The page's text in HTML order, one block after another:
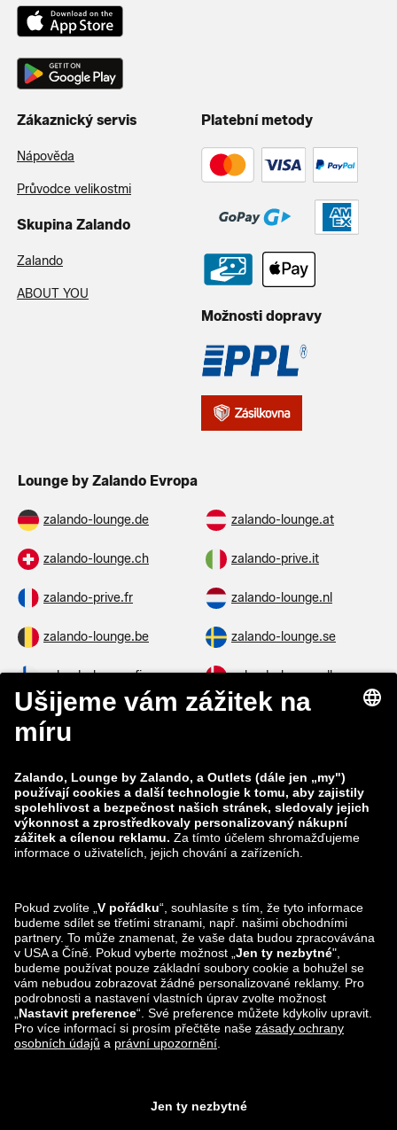
Zákaznický servis
Nápověda
Průvodce velikostmi
Skupina Zalando
Zalando
ABOUT YOU
Platební metody
Možnosti dopravy
Lounge by Zalando Evropa
zalando-lounge.de zalando-lounge.at
zalando-lounge.ch zalando-prive.it
zalando-prive.fr zalando-lounge.nl
zalando-lounge.be zalando-lounge.se
zalando-lounge.fi zalando-lounge.dk
zalando-lounge.co.uk zalando-lounge.pl
zalando-lounge.lt zalando-lounge.sk
zalando-lounge.ro zalando-lounge.hr
zalando-lounge.lu zalando-lounge.ee
zalando-lounge.lv zalando-lounge.no
Sledujte nás také
na